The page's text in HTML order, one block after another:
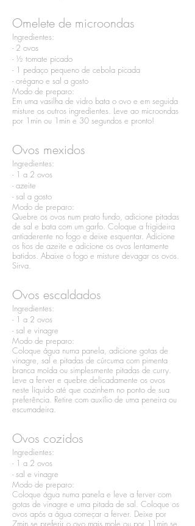
Omelete de microondas
Ingredientes:​
- 2 ovos​
- ½ tomate picado​
- 1 pedaço pequeno de cebola picada​
- orégano e sal a gosto
Modo de preparo:​
Em uma vasilha de vidro bata o ovo e em seguida
misture os outros ingredientes. Leve ao microondas
por 1min ou 1min e 30 segundos e pronto!
Ovos mexidos
Ingredientes:​
- 1 a 2 ovos​
- azeite​
- sal a gosto
Modo de preparo:​
Quebre os ovos num prato fundo, adicione pitadas
de sal e bata com um garfo. Coloque a frigideira
antiaderente no fogo e deixe esquentar. Adicione
os fios de azeite e adicione os ovos lentamente
batidos. Abaixe o fogo e misture devagar os ovos.
Sirva.
Ovos escaldados
Ingredientes:​
- 1 a 2 ovos​
- sal e vinagre
Modo de preparo:​
Coloque água numa panela, adicione gotas de
vinagre, sal e pitadas de cúrcuma com pimenta
branca moída ou simplesmente pitadas de curry.
Leve a ferver e quebre delicadamente os ovos
neste líquido até que cozinhem no ponto de sua
preferência. Retire com auxílio de uma peneira ou
escumadeira.
Ovos cozidos
Ingredientes:​
- 1 a 2 ovos​
- sal e vinagre
Modo de preparo:​
Coloque água numa panela e leve a ferver com
gotas de vinagre e uma pitada de sal. Coloque os
ovos após a água começar a ferver. Deixe por
7min se preferir o ovo mais mole ou por 11min se